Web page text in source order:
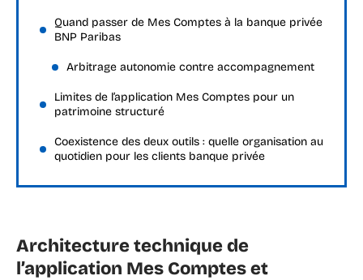
Quand passer de Mes Comptes à la banque privée
BNP Paribas
Arbitrage autonomie contre accompagnement
Limites de l’application Mes Comptes pour un
patrimoine structuré
Coexistence des deux outils : quelle organisation au
quotidien pour les clients banque privée
Architecture technique de
l’application Mes Comptes et